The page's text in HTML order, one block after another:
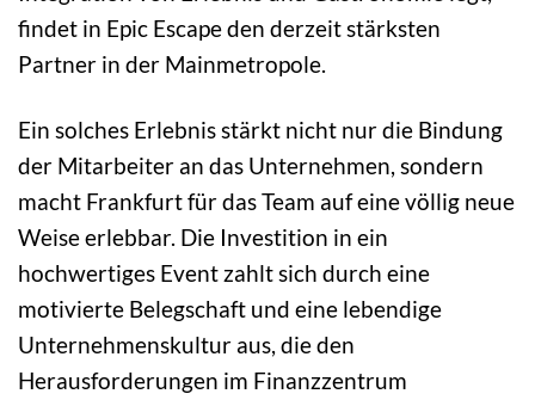
findet in Epic Escape den derzeit stärksten
Partner in der Mainmetropole.
Ein solches Erlebnis stärkt nicht nur die Bindung
der Mitarbeiter an das Unternehmen, sondern
macht Frankfurt für das Team auf eine völlig neue
Weise erlebbar. Die Investition in ein
hochwertiges Event zahlt sich durch eine
motivierte Belegschaft und eine lebendige
Unternehmenskultur aus, die den
Herausforderungen im Finanzzentrum